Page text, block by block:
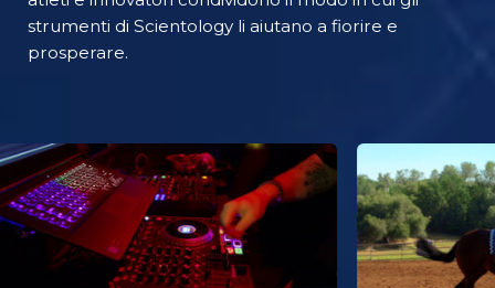
strumenti di Scientology li aiutano a fiorire e
prosperare.